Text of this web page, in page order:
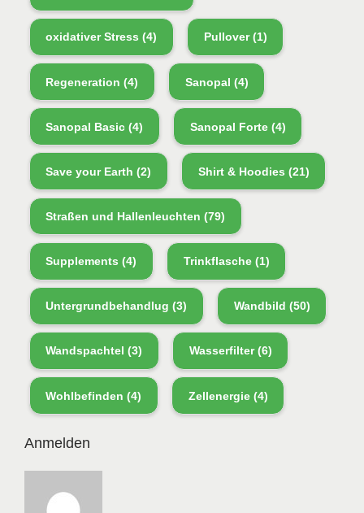
oxidativer Stress (4) Pullover(1)
Regeneration (4) Sanopal (4)
Sanopal Basic (4) Sanopal Forte(4)
Save your Earth (2) Shirt & Hoodies (21)
Straßen und Hallenleuchten (79)
Supplements (4) Trinkflasche(1)
Untergrundbehandlug (3) Wandbild (50)
Wandspachtel (3) Wasserfilter(6)
Wohlbefinden (4) Zellenergie(4)
Anmelden